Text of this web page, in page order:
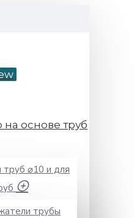
основе труб
⌀10 и для
трубы